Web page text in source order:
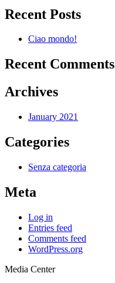
Recent Posts
Ciao mondo!
Recent Comments
Archives
January 2021
Categories
Senza categoria
Meta
Log in
Entries feed
Comments feed
WordPress.org
Media Center